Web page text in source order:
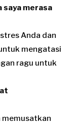
saya merasa
Anda dan
mengatasi
ragu untuk
memusatkan